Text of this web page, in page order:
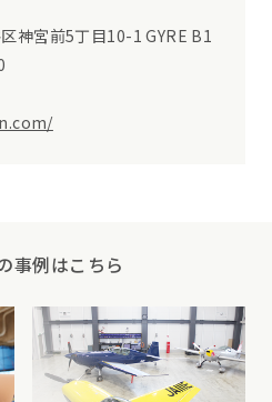
神宮前5丁目10-1 GYRE B1
事例はこちら